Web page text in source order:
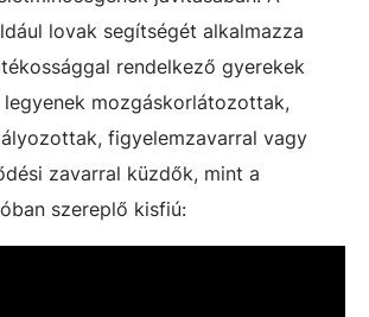
lovak segítségét alkalmazza
rendelkező gyerekek
mozgáskorlátozottak,
figyelemzavarral vagy
zavarral küzdők, mint a
szereplő kisfiú: